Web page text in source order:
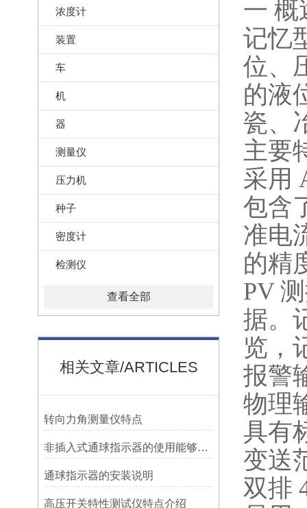
浓度计
装置
车
机
器
测量仪
压力机
种子
密度计
检测仪
查看全部
相关文章/ARTICLES
转向力角测量仪特点
非插入式通球指示器的使用能够满足各类管道的要求
​通球指示器的安装说明
高压开关特性测试仪特点介绍
一 概
记忆
位、
的液
瓷、
主要
采用
包含
准电
的精
PV
据。
览，
报警
物理
具有
变送
双排